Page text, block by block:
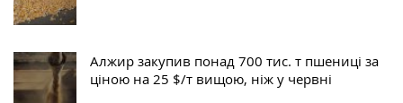
Алжир закупив понад 700 тис. т пшениці за
ціною на 25 $/т вищою, ніж у червні